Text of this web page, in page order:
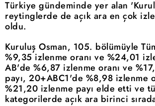
Türkiye gündeminde yer alan
reytinglerde de açık ara en çok
oldu.
Kuruluş Osman, 105. bölümüyle
%9,35 izlenme oranı ve %24,01
AB'de %6,87 izlenme oranı ve
payı, 20+ABC1'de %8,98 izlenme
%21,20 izlenme payı elde etti ve
kategorilerde açık ara birinci